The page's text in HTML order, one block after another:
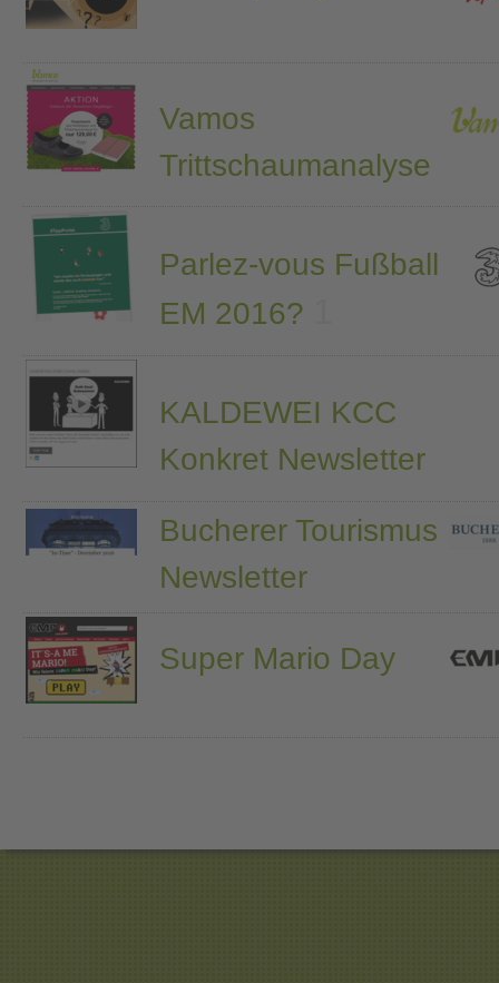
Vamos
Trittschaumanalyse
Parlez-vous Fußball
EM 2016?
KALDEWEI KCC
Konkret Newsletter
Bucherer Tourismus
Newsletter
Super Mario Day